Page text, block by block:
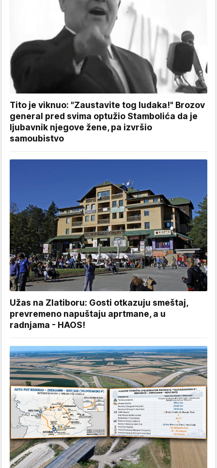
Tito je viknuo: "Zaustavite tog ludaka!" Brozov
general pred svima optužio Stambolića da je
ljubavnik njegove žene, pa izvršio
samoubistvo
Užas na Zlatiboru: Gosti otkazuju smeštaj,
prevremeno napuštaju aprtmane, a u
radnjama - HAOS!